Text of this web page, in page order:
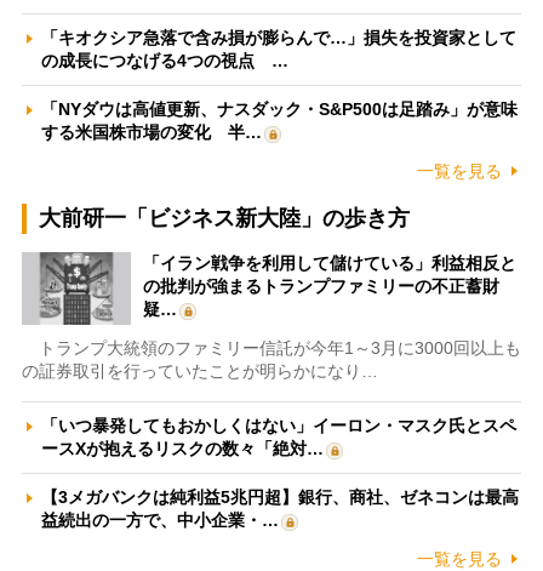
「キオクシア急落で含み損が膨らんで…」損失を投資家として
の成長につなげる4つの視点 …
「NYダウは高値更新、ナスダック・S&P500は足踏み」が意味
する米国株市場の変化 半…
一覧を見る
大前研一「ビジネス新大陸」の歩き方
「イラン戦争を利用して儲けている」利益相反と
の批判が強まるトランプファミリーの不正蓄財
疑…
トランプ大統領のファミリー信託が今年1～3月に3000回以上も
の証券取引を行っていたことが明らかになり…
「いつ暴発してもおかしくはない」イーロン・マスク氏とスペ
ースXが抱えるリスクの数々「絶対…
【3メガバンクは純利益5兆円超】銀行、商社、ゼネコンは最高
益続出の一方で、中小企業・…
一覧を見る